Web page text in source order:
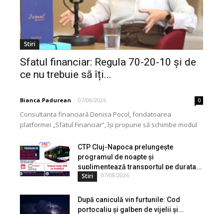
Stiri
Sfatul financiar: Regula 70-20-10 și de
ce nu trebuie să îți...
Bianca Padurean - 07/08/2026 0
Consultanta financiară Denisa Pocol, fondatoarea
platformei „Sfatul Financiar”, își propune să schimbe modul
de peste...
CTP Cluj-Napoca prelungește
programul de noapte și
suplimentează transportul pe durata...
Stiri 07/08/2026
După caniculă vin furtunile: Cod
portocaliu și galben de vijelii și...